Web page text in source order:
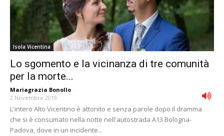
Isola Vicentina
Lo sgomento e la vicinanza di tre comunità
per la morte...
Mariagrazia Bonollo -
2 Novembre 2019
L'intero Alto Vicentino è attonito e senza parole dopo il dramma
che si è consumato nella notte nell'autostrada A13 Bologna-
Padova, dove in un incidente...